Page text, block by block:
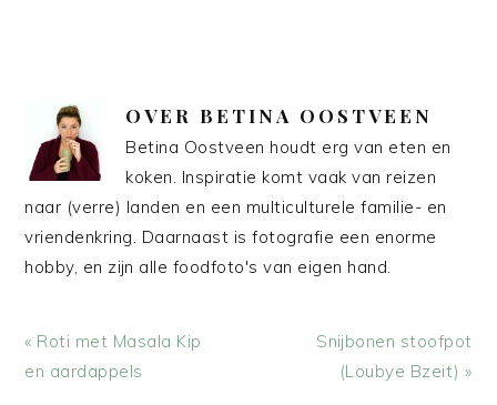
OVER BETINA OOSTVEEN
Betina Oostveen houdt erg van eten en
koken. Inspiratie komt vaak van reizen
naar (verre) landen en een multiculturele familie- en
vriendenkring. Daarnaast is fotografie een enorme
hobby, en zijn alle foodfoto's van eigen hand.
Vorig
bericht:
« Roti met Masala Kip
en aardappels
Volgend
bericht:
Snijbonen stoofpot
(Loubye Bzeit) »